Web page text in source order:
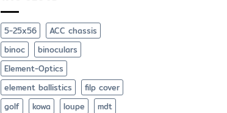
ส่อง
ทาง
ไกล
8×42
ราคา
ไม่
แพง
5-25x56
ACC chassis
binoc
binoculars
Element-Optics
element ballistics
filp cover
golf
kowa loupe
mdt